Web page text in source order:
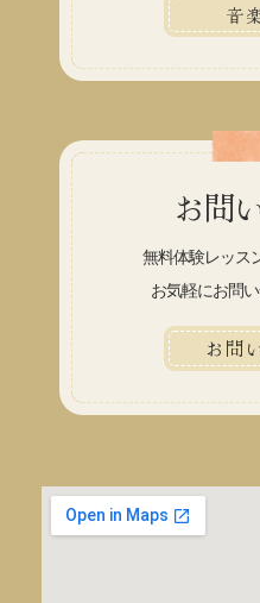
音
お問
無料体験レッス
お気軽にお問い
お問